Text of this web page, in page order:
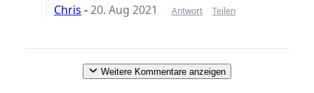
Chris -20. Aug 2021 Antwort Teilen
Weitere Kommentare anzeigen